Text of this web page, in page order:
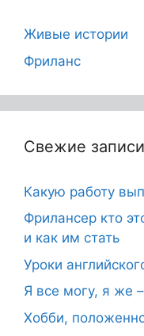
Живые истории
Фриланс
Свежие записи
Какую работу
Фрилансер кто
и как им стать
Уроки
Я все могу, я же
Хобби,